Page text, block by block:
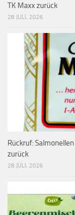
TK Maxx zurück
28 JULI, 2026
Rückruf:
zurück
28 JULI, 2026